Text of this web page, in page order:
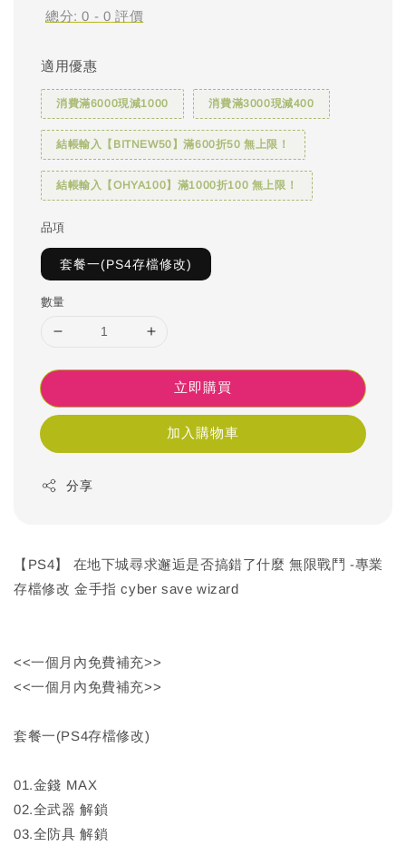
總分:0 - 0 評價
適用優惠
消費滿6000現減1000 消費滿3000現減400
結帳輸入【BITNEW50】滿600折50 無上限！
結帳輸入【OHYA100】滿1000折100 無上限！
品項
套餐一(PS4存檔修改)
數量
立即購買
加入購物車
分享
【PS4】 在地下城尋求邂逅是否搞錯了什麼 無限戰鬥 -專業
存檔修改 金手指 cyber save wizard
<<一個月內免費補充>>
<<一個月內免費補充>>
套餐一(PS4存檔修改)
01.金錢 MAX
02.全武器 解鎖
03.全防具 解鎖